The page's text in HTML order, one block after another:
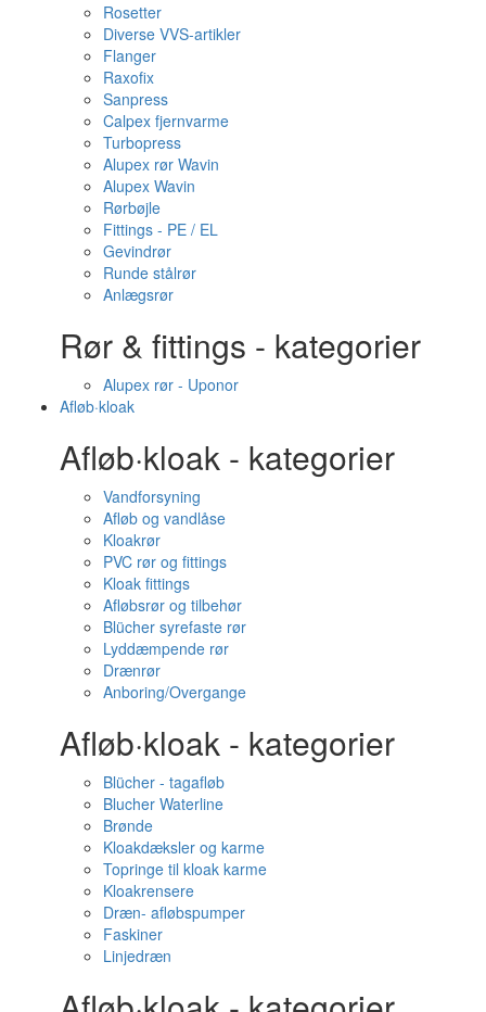
Rosetter
Diverse VVS-artikler
Flanger
Raxofix
Sanpress
Calpex fjernvarme
Turbopress
Alupex rør Wavin
Alupex Wavin
Rørbøjle
Fittings - PE / EL
Gevindrør
Runde stålrør
Anlægsrør
Rør & fittings - kategorier
Alupex rør - Uponor
Afløb·kloak
Afløb·kloak - kategorier
Vandforsyning
Afløb og vandlåse
Kloakrør
PVC rør og fittings
Kloak fittings
Afløbsrør og tilbehør
Blücher syrefaste rør
Lyddæmpende rør
Drænrør
Anboring/Overgange
Afløb·kloak - kategorier
Blücher - tagafløb
Blucher Waterline
Brønde
Kloakdæksler og karme
Topringe til kloak karme
Kloakrensere
Dræn- afløbspumper
Faskiner
Linjedræn